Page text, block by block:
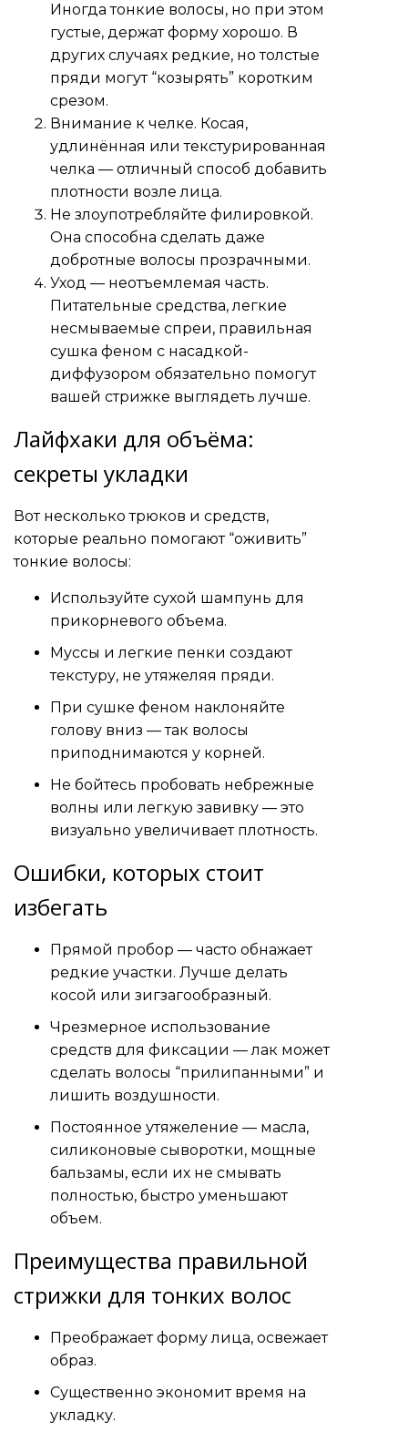
Иногда тонкие волосы, но при этом
густые, держат форму хорошо. В
других случаях редкие, но толстые
пряди могут “козырять” коротким
срезом.
Внимание к челке. Косая,
удлинённая или текстурированная
челка — отличный способ добавить
плотности возле лица.
Не злоупотребляйте филировкой.
Она способна сделать даже
добротные волосы прозрачными.
Уход — неотъемлемая часть.
Питательные средства, легкие
несмываемые спреи, правильная
сушка феном с насадкой-
диффузором обязательно помогут
вашей стрижке выглядеть лучше.
Лайфхаки для объёма:
секреты укладки
Вот несколько трюков и средств,
которые реально помогают “оживить”
тонкие волосы:
Используйте сухой шампунь для
прикорневого объема.
Муссы и легкие пенки создают
текстуру, не утяжеляя пряди.
При сушке феном наклоняйте
голову вниз — так волосы
приподнимаются у корней.
Не бойтесь пробовать небрежные
волны или легкую завивку — это
визуально увеличивает плотность.
Ошибки, которых стоит
избегать
Прямой пробор — часто обнажает
редкие участки. Лучше делать
косой или зигзагообразный.
Чрезмерное использование
средств для фиксации — лак может
сделать волосы “прилипанными” и
лишить воздушности.
Постоянное утяжеление — масла,
силиконовые сыворотки, мощные
бальзамы, если их не смывать
полностью, быстро уменьшают
объем.
Преимущества правильной
стрижки для тонких волос
Преображает форму лица, освежает
образ.
Существенно экономит время на
укладку.